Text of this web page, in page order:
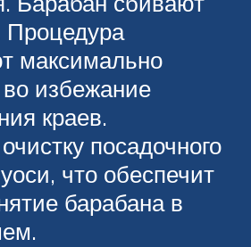
Процедура
максимально
во избежание
краев.
посадочного
что обеспечит
барабана в